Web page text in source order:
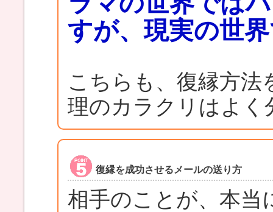
すが、現実の世
こちらも、復縁方法
理のカラクリはよ
復縁を成功させるメールの送り方
相手のことが、本当